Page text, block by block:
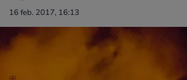
16 feb. 2017, 16:13